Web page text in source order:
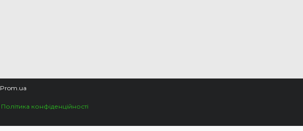
Prom.ua
Політика конфіденційності